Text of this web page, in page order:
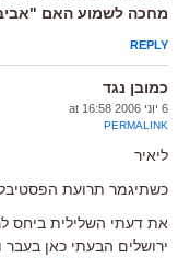
מחכה לשמוע האם
REPLY
כמובן נגד
6 יוני 2006 at 16:58
PERMALINK
ליאיר
כשתיגמר תרועת
את דעתי השלילית ביחס
ירושלים הבעתי כאן בעבר